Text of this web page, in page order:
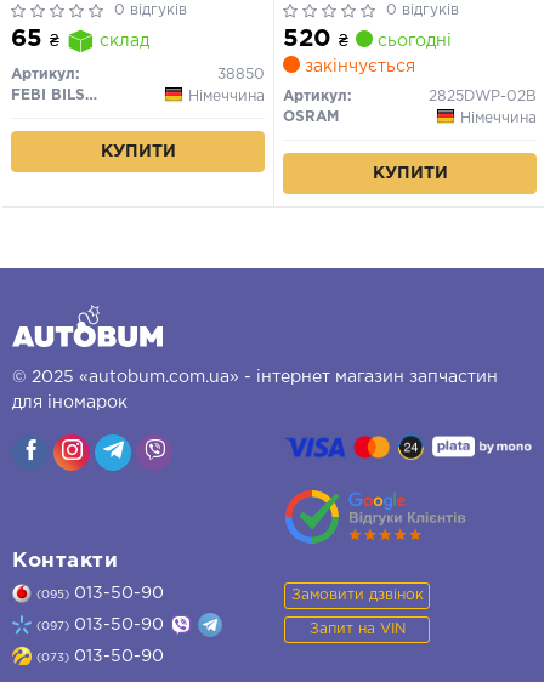
0 відгуків
65 ₴ склад
Артикул:
38850
FEBI BILSTEIN
Німеччина
КУПИТИ
LEDriving SL (blister 2шт)
(вир-во OSRAM)
0 відгуків
520 ₴
сьогодні
закінчується
Артикул:
2825DWP-02B
OSRAM
Німеччина
КУПИТИ
© 2025 «autobum.com.ua» - інтернет магазин запчастин
для іномарок
Контакти
(095) 013-50-90
(097) 013-50-90
(073) 013-50-90
Замовити дзвінок
Запит на VIN